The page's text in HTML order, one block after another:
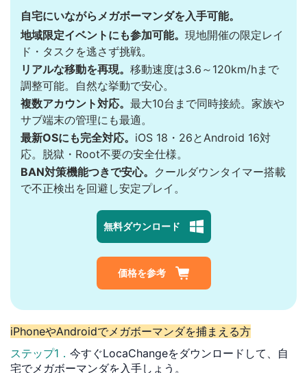
自宅にいながらメガボーマンダを入手可能。
地域限定イベントにも参加可能。 現地開催の限定レイ
ド・タスクを逃さず挑戦。
リアルな移動を再現。 移動速度は3.6～120km/hまで
調整可能。自然な挙動で安心。
複数アカウント対応。 最大10台まで同時接続。家族や
サブ端末の管理にも最適。
最新OSにも完全対応。 iOS 18・26とAndroid 16対
応。脱獄・Root不要の安全仕様。
BAN対策機能つきで安心。 クールダウンタイマー搭載
で不正検出を回避し安定プレイ。
無料ダウンロード
価格を参考
iPhoneやAndroidでメガボーマンダを捕まえる方
ステップ1． 今すぐLocaChangeをダウンロードして、自
宅でメガボーマンダを入手しょう。